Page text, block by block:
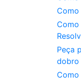
Peça
dobro